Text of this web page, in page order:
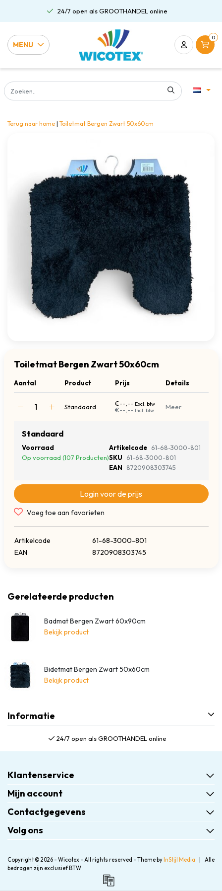
24/7 open als GROOTHANDEL online
MENU
0
Terug naar home | Toiletmat Bergen Zwart 50x60cm
Toiletmat Bergen Zwart 50x60cm
Aantal Product Prijs Details
Standaard €--,-- Excl. btw
€--,-- Incl. btw Meer
Standaard
Voorraad
Op voorraad (107 Producten)
Artikelcode 61-68-3000-801
SKU
61-68-3000-801
EAN
8720908303745
Login voor de prijs
Voeg toe aan favorieten
Artikelcode
61-68-3000-801
EAN
8720908303745
Gerelateerde producten
Badmat Bergen Zwart 60x90cm
Bekijk product
Bidetmat Bergen Zwart 50x60cm
Bekijk product
Informatie
24/7 open als GROOTHANDEL online
Klantenservice
Mijn account
Contactgegevens
Volg ons
Copyright © 2026 - Wicotex - All rights reserved - Theme byInStijl Media |
Alle
bedragen zijn exclusief BTW